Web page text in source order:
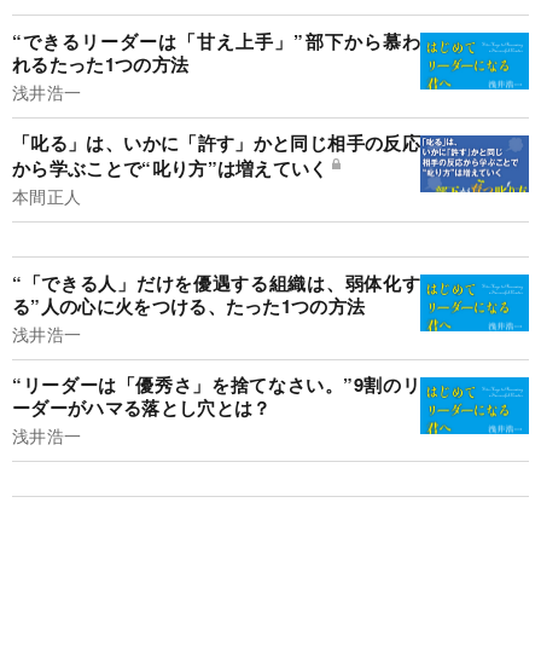
“できるリーダーは「甘え上手」”部下から慕わ
れるたった1つの方法
浅井浩一
「叱る」は、いかに「許す」かと同じ相手の反応
から学ぶことで“叱り方”は増えていく
本間正人
“「できる人」だけを優遇する組織は、弱体化す
る”人の心に火をつける、たった1つの方法
浅井浩一
“リーダーは「優秀さ」を捨てなさい。”9割のリ
ーダーがハマる落とし穴とは？
浅井浩一